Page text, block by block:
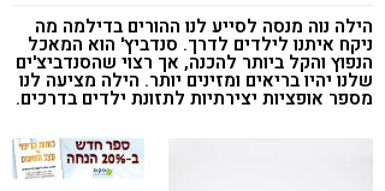
ניקוי רעלים
מזונות על
ילדים
תזונה וספורט
הפרעות קשב & ריכוז
אכילה רגשית
טעים להכיר
הילה נוה מנסה לסייע לנו ההורים בדילמה מה
ניקח איתנו לילדים לדרך. סנדביץ' הוא המאכל
הנפוץ והקל ביותר להכנה, אך רצוי שהסנדביצ'ים
שלנו יהיו בריאים ומזינים יותר. הילה מציעה לנו
מספר אופציות יצירתיות לתזונת ילדים בדרכים.